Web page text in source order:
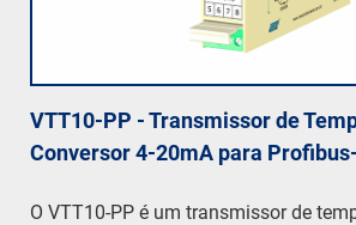
VTT10-PP - Transmissor de
Conversor 4-20mA para
O VTT10-PP é um transmissor de